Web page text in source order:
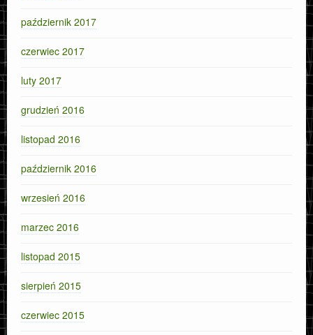
październik 2017
czerwiec 2017
luty 2017
grudzień 2016
listopad 2016
październik 2016
wrzesień 2016
marzec 2016
listopad 2015
sierpień 2015
czerwiec 2015